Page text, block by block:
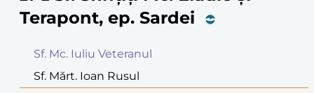
Terapont, ep. Sardei
Sf. Mc. Iuliu Veteranul
Sf. Mărt. Ioan Rusul